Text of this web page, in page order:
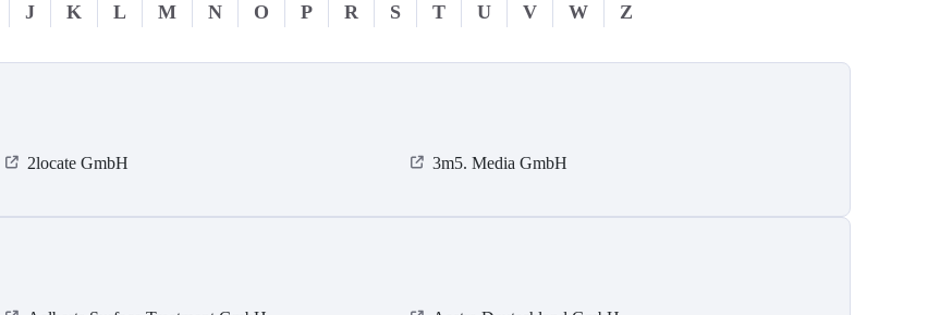
J K L M N O P R S T U V W Z
2locate GmbH 3m5. Media GmbH